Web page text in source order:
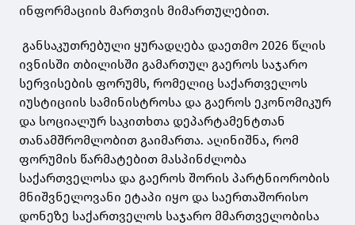
ინფორმაციის მართვის მიმართულებით.
განსაკუთრებული ყურადღება დაეთმო 2026 წლის
ივნისში თბილისში გამართულ გაეროს საჯარო
სერვისების ფორუმს, რომელიც საქართველოს
იუსტიციის სამინისტროსა და გაეროს ეკონომიკურ
და სოციალურ საკითხთა დეპარტამენტთან
თანამშრომლობით გაიმართა. აღინიშნა, რომ
ფორუმის წარმატებით მასპინძლობა
საქართველოსა და გაეროს შორის პარტნიორობის
მნიშვნელოვანი ეტაპი იყო და საერთაშორისო
დონეზე საქართველოს საჯარო მმართველობისა